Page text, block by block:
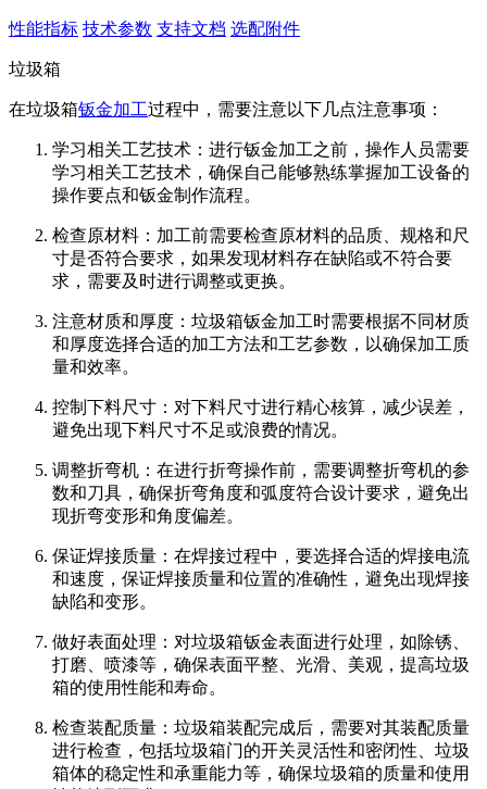
性能指标 技术参数 支持文档 选配附件
垃圾箱
在垃圾箱钣金加工过程中，需要注意以下几点注意事项：
学习相关工艺技术：进行钣金加工之前，操作人员需要
学习相关工艺技术，确保自己能够熟练掌握加工设备的
操作要点和钣金制作流程。
检查原材料：加工前需要检查原材料的品质、规格和尺
寸是否符合要求，如果发现材料存在缺陷或不符合要
求，需要及时进行调整或更换。
注意材质和厚度：垃圾箱钣金加工时需要根据不同材质
和厚度选择合适的加工方法和工艺参数，以确保加工质
量和效率。
控制下料尺寸：对下料尺寸进行精心核算，减少误差，
避免出现下料尺寸不足或浪费的情况。
调整折弯机：在进行折弯操作前，需要调整折弯机的参
数和刀具，确保折弯角度和弧度符合设计要求，避免出
现折弯变形和角度偏差。
保证焊接质量：在焊接过程中，要选择合适的焊接电流
和速度，保证焊接质量和位置的准确性，避免出现焊接
缺陷和变形。
做好表面处理：对垃圾箱钣金表面进行处理，如除锈、
打磨、喷漆等，确保表面平整、光滑、美观，提高垃圾
箱的使用性能和寿命。
检查装配质量：垃圾箱装配完成后，需要对其装配质量
进行检查，包括垃圾箱门的开关灵活性和密闭性、垃圾
箱体的稳定性和承重能力等，确保垃圾箱的质量和使用